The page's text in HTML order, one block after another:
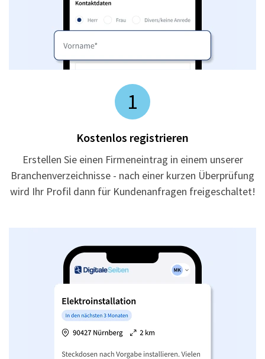
1
Kostenlos registrieren
Erstellen Sie einen Firmeneintrag in einem unserer
Branchenverzeichnisse - nach einer kurzen Überprüfung
wird Ihr Profil dann für Kundenanfragen freigeschaltet!